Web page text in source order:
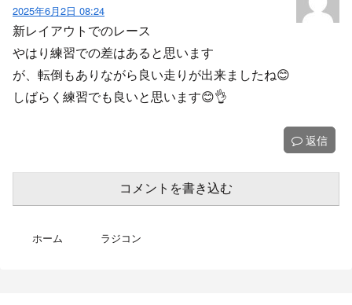
2025年6月2日 08:24
新レイアウトでのレース
やはり練習での差はあると思います
が、転倒もありながら良い走りが出来ましたね😊
しばらく練習でも良いと思います😊👌
返信
コメントを書き込む
ホーム ラジコン